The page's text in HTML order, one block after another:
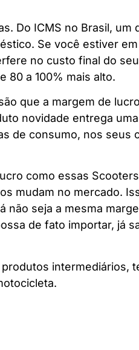
Do ICMS no Brasil, um
Se você estiver
no custo final do
80 a 100% mais alto.
que a margem de
novidade entrega
de consumo, nos seus
como essas
mudam no mercado.
não seja a mesma
de fato importar, já
intermediários,